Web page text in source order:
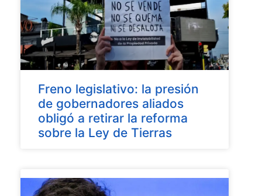
Freno legislativo: la presión
de gobernadores aliados
obligó a retirar la reforma
sobre la Ley de Tierras